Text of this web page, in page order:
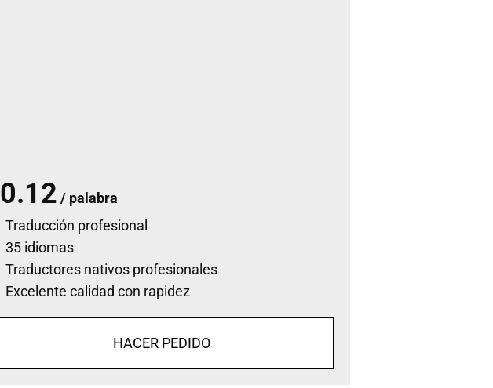
0.12 / palabra
Traducción profesional
35 idiomas
Traductores nativos profesionales
Excelente calidad con rapidez
HACER PEDIDO